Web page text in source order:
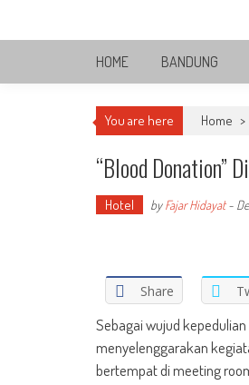
Bandung
Sisi Cantik Bandung
HOME BANDUNG
You are here Home >
“Blood Donation”
Hotel byFajar Hidayat-
Share
Sebagai wujud
menyelenggarakan
bertempat di meeting